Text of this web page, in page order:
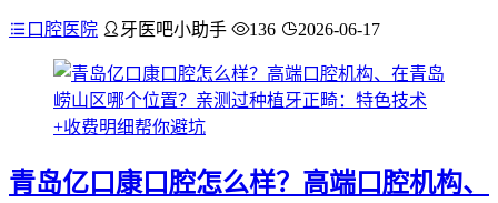
口腔医院 牙医吧小助手 136 2026-06-17
青岛亿口康口腔怎么样？高端口腔机构、